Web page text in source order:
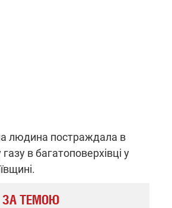
людина постраждала в
в багатоповерхівці у
ЗА ТЕМОЮ